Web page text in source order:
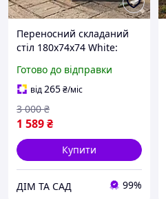
Переносний складаний
стіл 180x74x74 White:
компактне складання та
універсальність для будь-
яких заходів
Готово до відправки
від265₴/міс
1 589₴
3 000 ₴
Купити
ДІМ ТА САД 99%